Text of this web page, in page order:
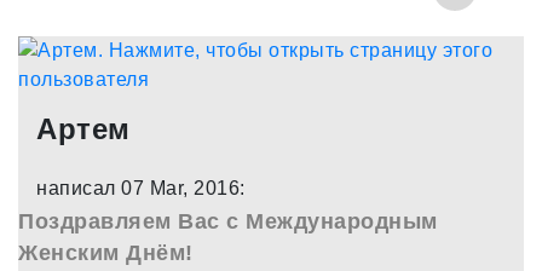
Артем
написал 07 Mar, 2016:
Поздравляем Вас с Международным
Женским Днём!